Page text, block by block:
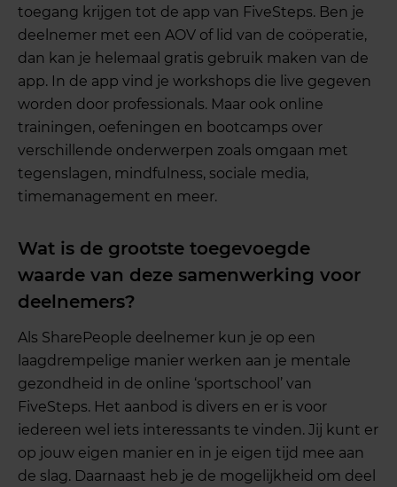
toegang krijgen tot de app van FiveSteps. Ben je
deelnemer met een AOV of lid van de coöperatie,
dan kan je helemaal gratis gebruik maken van de
app. In de app vind je workshops die live gegeven
worden door professionals. Maar ook online
trainingen, oefeningen en bootcamps over
verschillende onderwerpen zoals omgaan met
tegenslagen, mindfulness, sociale media,
timemanagement en meer.
Wat is de grootste toegevoegde
waarde van deze samenwerking voor
deelnemers?
Als SharePeople deelnemer kun je op een
laagdrempelige manier werken aan je mentale
gezondheid in de online ‘sportschool’ van
FiveSteps. Het aanbod is divers en er is voor
iedereen wel iets interessants te vinden. Jij kunt er
op jouw eigen manier en in je eigen tijd mee aan
de slag. Daarnaast heb je de mogelijkheid om deel